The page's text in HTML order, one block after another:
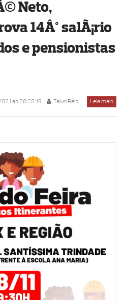
Neto,
14Â° salÃ¡rio
e pensionistas
ás 20:28:19 Taiuri Reis Leia mais